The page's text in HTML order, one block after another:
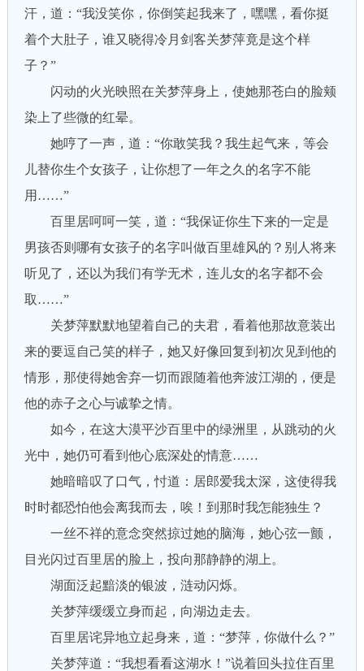
汗，道：“我没笑你，你倒笑起我来了，嘿嘿，看你挺
着个大肚子，谁又晓得冷月剑客关梦萍竟是这个样
子？”
闪动的火光映照在关梦萍身上，使她那苍白的脸颊
染上了些微的红晕。
她哼了一声，道：“你敢笑我？我生起气来，等会
儿替你生个女孩子，让你想了一年之久的名字不能
用……”
百里居呵呵一笑，道：“我保证你生下来的一定是
男孩否则哪有女孩子的名字叫做百里雄风的？别人将来
听见了，还以为我们有学无术，连儿女的名字都不会
取……”
关梦萍默默地望着自己的夫君，看着他那故意装出
来的要逗自己笑的样子，她又好像回复到初次见到他的
情形，那使得她舍弃一切而跟随着他奔波江湖的，便是
他的赤子之心与诚挚之情。
如今，在这大漠平沙百里中的绿洲里，从跳动的火
光中，她仍可看到他心底深处的情意……
她暗暗叹了口气，忖道：居郎爱我太深，这使得我
时时都恐怕他会离我而去，唉！到那时我怎能独生？
一丝不祥的意念突然掠过她的脑海，她心弦一颤，
目光闪过百里居的脸上，投向那静静的湖上。
湖面泛起黯淡的银波，涟动闪烁。
关梦萍缓缓立身而起，向湖边走去。
百里居诧异地立起身来，道：“梦萍，你做什么？”
关梦萍道：“我想看看这湖水！”说着回头拉住百里